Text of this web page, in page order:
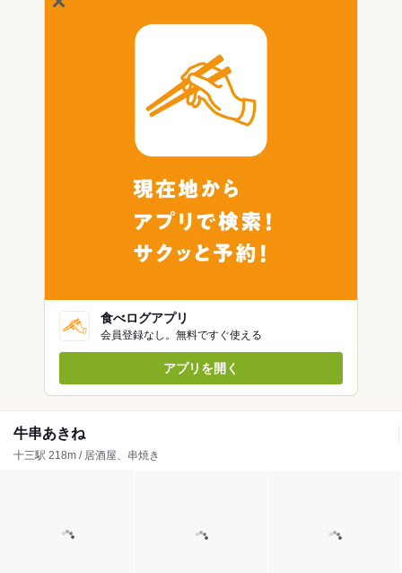
食べログアプリ
会員登録なし。無料ですぐ使える
アプリを開く
牛串あきね
十三駅 218m / 居酒屋、串焼き